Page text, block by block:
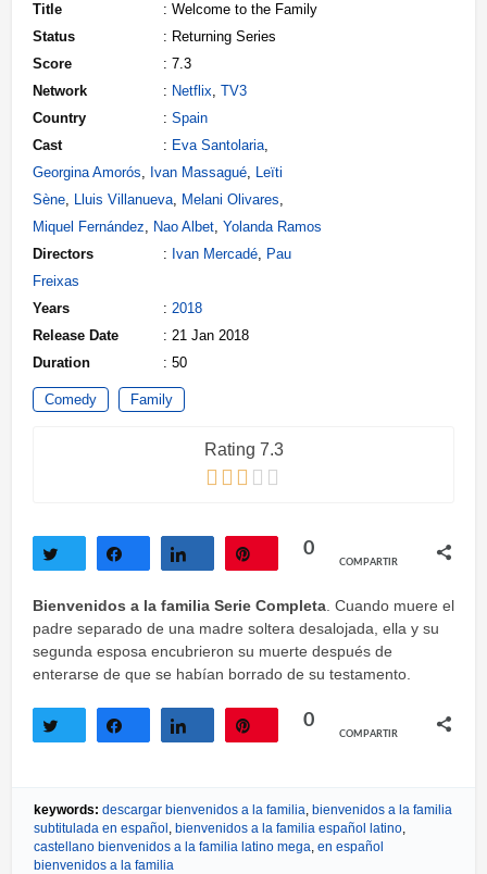
Title
: Welcome to the Family
Status
: Returning Series
Score
: 7.3
Network
: Netflix, TV3
Country
: Spain
Cast
: Eva Santolaria,
Georgina Amorós, Ivan Massagué, Leïti
Sène, Lluis Villanueva, Melani Olivares,
Miquel Fernández, Nao Albet, Yolanda Ramos
Directors
: Ivan Mercadé, Pau
Freixas
Years
: 2018
Release Date
: 21 Jan 2018
Duration
: 50
Comedy Family
Rating 7.3
0
COMPARTIR
Bienvenidos a la familia Serie Completa. Cuando muere el
padre separado de una madre soltera desalojada, ella y su
segunda esposa encubrieron su muerte después de
enterarse de que se habían borrado de su testamento.
0
COMPARTIR
keywords: descargar bienvenidos a la familia, bienvenidos a la familia
subtitulada en español , bienvenidos a la familia español latino,
castellano bienvenidos a la familia latino mega, en español
bienvenidos a la familia